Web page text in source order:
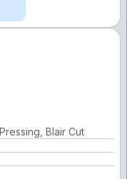
Blair Cut